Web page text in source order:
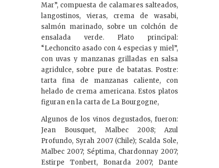
Mar”, compuesta de calamares salteados,
langostinos, vieras, crema de wasabi,
salmón marinado, sobre un colchón de
ensalada verde. Plato principal:
“Lechoncito asado con 4 especias y miel”,
con uvas y manzanas grilladas en salsa
agridulce, sobre pure de batatas. Postre:
tarta fina de manzanas caliente, con
helado de crema americana. Estos platos
figuran en la carta de La Bourgogne,
Algunos de los vinos degustados, fueron:
Jean Bousquet, Malbec 2008; Azul
Profundo, Syrah 2007 (Chile); Scalda Sole,
Malbec 2007; Séptima, Chardonnay 2007;
Estirpe Tonbert, Bonarda 2007; Dante